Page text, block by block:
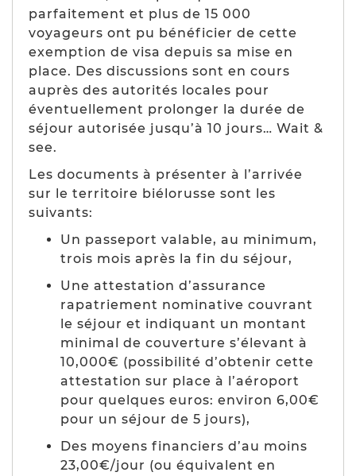
parfaitement et plus de 15 000
voyageurs ont pu bénéficier de cette
exemption de visa depuis sa mise en
place. Des discussions sont en cours
auprès des autorités locales pour
éventuellement prolonger la durée de
séjour autorisée jusqu’à 10 jours… Wait &
see.
Les documents à présenter à l’arrivée
sur le territoire biélorusse sont les
suivants:
Un passeport valable, au minimum,
trois mois après la fin du séjour,
Une attestation d’assurance
rapatriement nominative couvrant
le séjour et indiquant un montant
minimal de couverture s’élevant à
10,000€ (possibilité d’obtenir cette
attestation sur place à l’aéroport
pour quelques euros: environ 6,00€
pour un séjour de 5 jours),
Des moyens financiers d’au moins
23,00€/jour (ou équivalent en